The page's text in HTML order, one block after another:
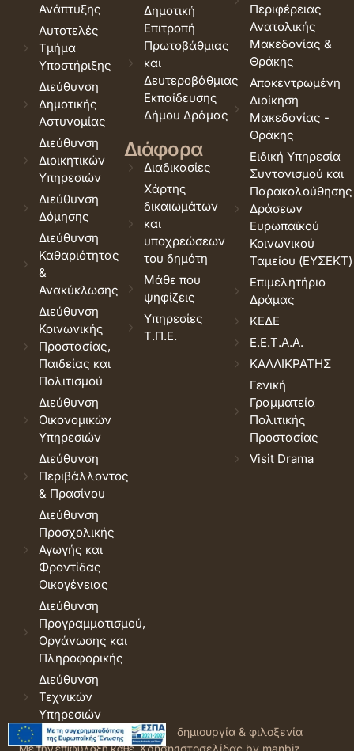
Ανάπτυξης
Αυτοτελές
Τμήμα
Υποστήριξης
Διεύθυνση
Δημοτικής
Αστυνομίας
Διεύθυνση
Διοικητικών
Υπηρεσιών
Διεύθυνση
Δόμησης
Διεύθυνση
Καθαριότητας
&
Ανακύκλωσης
Διεύθυνση
Κοινωνικής
Προστασίας,
Παιδείας και
Πολιτισμού
Διεύθυνση
Οικονομικών
Υπηρεσιών
Διεύθυνση
Περιβάλλοντος
& Πρασίνου
Διεύθυνση
Προσχολικής
Αγωγής και
Φροντίδας
Οικογένειας
Διεύθυνση
Προγραμματισμού,
Οργάνωσης και
Πληροφορικής
Διεύθυνση
Τεχνικών
Υπηρεσιών
Δημοτική
Επιτροπή
Πρωτοβάθμιας
και
Δευτεροβάθμιας
Εκπαίδευσης
Δήμου Δράμας
Διάφορα
Διαδικασίες
Χάρτης
δικαιωμάτων
και
υποχρεώσεων
του δημότη
Μάθε που
ψηφίζεις
Υπηρεσίες
Τ.Π.Ε.
Περιφέρειας
Ανατολικής
Μακεδονίας &
Θράκης
Αποκεντρωμένη
Διοίκηση
Μακεδονίας -
Θράκης
Ειδική Υπηρεσία
Συντονισμού και
Παρακολούθησης
Δράσεων
Ευρωπαϊκού
Κοινωνικού
Ταμείου (ΕΥΣΕΚΤ)
Επιμελητήριο
Δράμας
ΚΕΔΕ
Ε.Ε.Τ.Α.Α.
ΚΑΛΛΙΚΡΑΤΗΣ
Γενική
Γραμματεία
Πολιτικής
Προστασίας
Visit Drama
© 2026 Δήμος Δράμας.
Με την επιφύλαξη κάθε
Όροι
Χρήσης
δημιουργία & φιλοξενία
ιστοσελίδας by manbiz